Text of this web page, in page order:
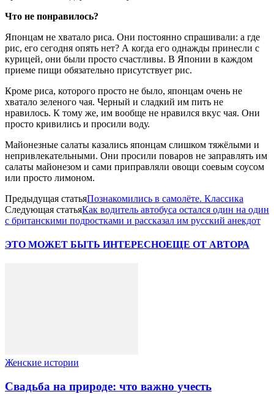
Что не понравилось?
Японцам не хватало риса. Они постоянно спрашивали: а где
рис, его сегодня опять нет? А когда его однажды принесли с
курицей, они были просто счастливы. В Японии в каждом
приеме пищи обязательно присутствует рис.
Кроме риса, которого просто не было, японцам очень не
хватало зеленого чая. Черный и сладкий им пить не
нравилось. К тому же, им вообще не нравился вкус чая. Они
просто кривились и просили воду.
Майонезные салаты казались японцам слишком тяжёлыми и
непривлекательными. Они просили поваров не заправлять им
салаты майонезом и сами приправляли овощи соевым соусом
или просто лимоном.
Предыдущая статьяПознакомились в самолёте. Классика
Следующая статьяКак водитель автобуса остался один на один
с британскими подростками и рассказал им русский анекдот
ЭТО МОЖЕТ БЫТЬ ИНТЕРЕСНОЕЩЕ ОТ АВТОРА
Женские истории
Свадьба на природе: что важно учесть